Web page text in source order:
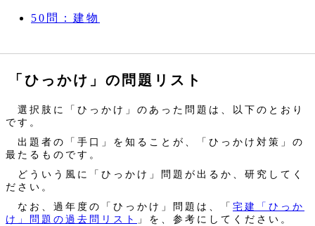
50問：建物
「ひっかけ」の問題リスト
選択肢に「ひっかけ」のあった問題は、以下のとおり
です。
出題者の「手口」を知ることが、「ひっかけ対策」の
最たるものです。
どういう風に「ひっかけ」問題が出るか、研究してく
ださい。
なお、過年度の「ひっかけ」問題は、「 宅建「ひっか
け」問題の過去問リスト
」を、参考にしてください。